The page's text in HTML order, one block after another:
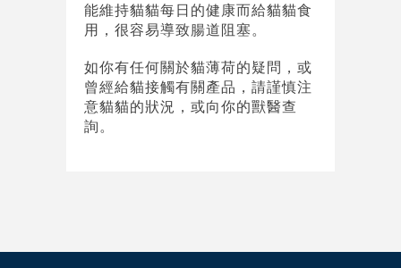
能維持貓貓每日的健康而給貓貓食
用，很容易導致腸道阻塞。
如你有任何關於貓薄荷的疑問，或
曾經給貓接觸有關產品，請謹慎注
意貓貓的狀況，或向你的獸醫查
詢。